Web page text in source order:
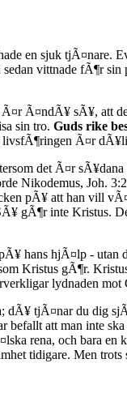
en sjuk tjÃ¤nare.
vittnade fÃ¶r sin
Ã¤ndÃ¥ sÃ¥, att
sin tro. Guds rike
Ã¤r
det Ã¤r
Nikodemus, Joh.
pÃ¥ att han vill
gÃ¶r inte Kristus.
hans hjÃ¤lp - utan
Kristus gÃ¶r.
lydnaden mot
tjÃ¤nar du dig
att man inte
rena, och bara
tidigare. Men